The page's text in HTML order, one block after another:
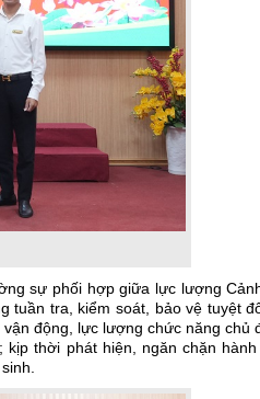
sự phối hợp giữa lực lượng
tuần tra, kiểm soát, bảo vệ tuyệt
động, lực lượng chức năng chủ
thời phát hiện, ngăn chặn